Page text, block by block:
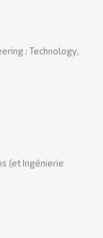
: Technology,
(et Ingénierie